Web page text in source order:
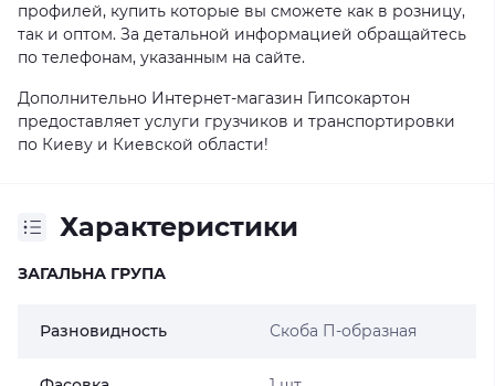
профилей, купить которые вы сможете как в розницу,
так и оптом. За детальной информацией обращайтесь
по телефонам, указанным на сайте.
Дополнительно Интернет-магазин Гипсокартон
предоставляет услуги грузчиков и транспортировки
по Киеву и Киевской области!
Характеристики
ЗАГАЛЬНА ГРУПА
Разновидность Скоба П-образная